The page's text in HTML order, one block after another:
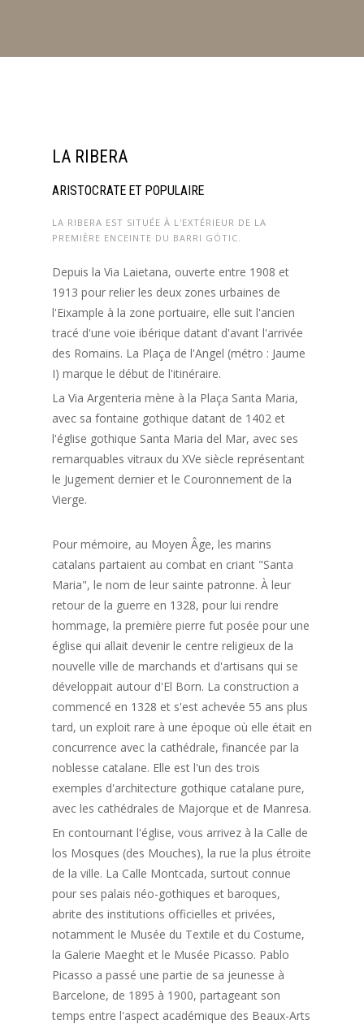
LA RIBERA
ARISTOCRATE ET POPULAIRE
LA RIBERA EST SITUÉE À L'EXTÉRIEUR DE LA
PREMIÈRE ENCEINTE DU BARRI GÓTIC.
Depuis la Via Laietana, ouverte entre 1908 et
1913 pour relier les deux zones urbaines de
l'Eixample à la zone portuaire, elle suit l'ancien
tracé d'une voie ibérique datant d'avant l'arrivée
des Romains. La Plaça de l'Angel (métro : Jaume
I) marque le début de l'itinéraire.
La Via Argenteria mène à la Plaça Santa Maria,
avec sa fontaine gothique datant de 1402 et
l'église gothique Santa Maria del Mar, avec ses
remarquables vitraux du XVe siècle représentant
le Jugement dernier et le Couronnement de la
Vierge.
Pour mémoire, au Moyen Âge, les marins
catalans partaient au combat en criant "Santa
Maria", le nom de leur sainte patronne. À leur
retour de la guerre en 1328, pour lui rendre
hommage, la première pierre fut posée pour une
église qui allait devenir le centre religieux de la
nouvelle ville de marchands et d'artisans qui se
développait autour d'El Born. La construction a
commencé en 1328 et s'est achevée 55 ans plus
tard, un exploit rare à une époque où elle était en
concurrence avec la cathédrale, financée par la
noblesse catalane. Elle est l'un des trois
exemples d'architecture gothique catalane pure,
avec les cathédrales de Majorque et de Manresa.
En contournant l'église, vous arrivez à la Calle de
los Mosques (des Mouches), la rue la plus étroite
de la ville. La Calle Montcada, surtout connue
pour ses palais néo-gothiques et baroques,
abrite des institutions officielles et privées,
notamment le Musée du Textile et du Costume,
la Galerie Maeght et le Musée Picasso. Pablo
Picasso a passé une partie de sa jeunesse à
Barcelone, de 1895 à 1900, partageant son
temps entre l'aspect académique des Beaux-Arts